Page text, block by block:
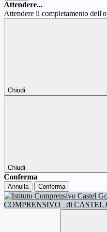
Attendere...
Attendere il completamento
Chiudi
Chiudi
Conferma
Annulla Conferma
COMPRENSIVO
di CASTEL